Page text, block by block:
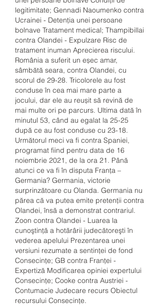
legitimitate; Gennadi Naoumenko contra
Ucrainei - Detenţia unei persoane
bolnave Tratament medical; Thampibillai
contra Olandei - Expulzare Risc de
tratament inuman Aprecierea riscului.
România a suferit un eșec amar,
sâmbătă seara, contra Olandei, cu
scorul de 29-28. Tricolorele au fost
conduse în cea mai mare parte a
jocului, dar ele au reușit să revină de
mai multe ori pe parcurs. Ultima dată în
minutul 53, când au egalat la 25-25
după ce au fost conduse cu 23-18.
Următorul meci va fi contra Spaniei,
programat fiind pentru data de 16
noiembrie 2021, de la ora 21. Până
atunci ce va fi în disputa Franța –
Germania? Germania, victorie
surprinzătoare cu Olanda. Germania nu
părea că va putea emite pretenții contra
Olandei, însă a demonstrat contrariul.
Zoon contra Olandei - Luarea la
cunoştinţă a hotărârii judecătoreşti în
vederea apelului Prezentarea unei
versiuni rezumate a sentinţei de fond
Consecinţe; GB contra Franţei -
Expertiză Modificarea opiniei expertului
Consecinţe; Cooke contra Austriei -
Contumacie Judecare recurs Obiectul
recursului Consecinţe.